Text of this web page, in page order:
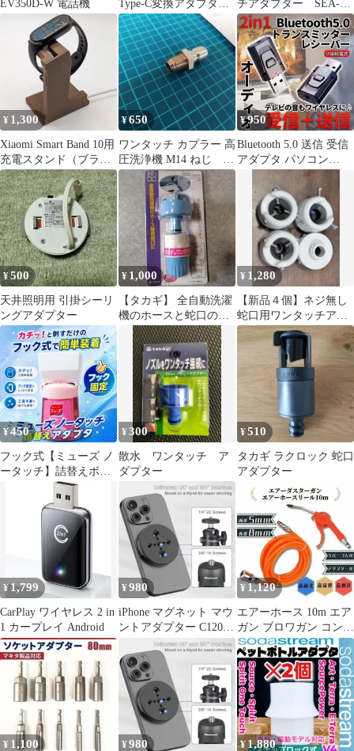
EV350D-W 電話機
Type-C変換アダプター
ワンタッチ簡単 高速充
電
チアダプター SEA-
DOO ジェットスキー
水洗い
¥ 1,300
Xiaomi Smart Band 10用
充電スタンド（ブラウ
ン・一体型）
¥650
ワンタッチ カプラー 高
圧洗浄機 M14 ねじ
（3/8 オスーM14おね
¥950
Bluetooth 5.0 送信 受信
アダプタ パソコン
¥500
天井照明用 引掛シーリ
ングアダプター
¥ 1,000
【タカギ】 全自動洗濯
機のホースと蛇口の接
続アダプター B158
¥ 1,280
【新品４個】ネジ無し
蛇口用ワンタッチアダ
プタ 蛇口径14～20mm
対応
¥450
フック式【ミューズ ノ
ータッチ】詰替えボト
ル アダプター350
¥300
散水 ワンタッチ ア
ダプター
¥510
タカギ ラクロック 蛇口
アダプター
¥ 1,799
CarPlay ワイヤレス 2 in
1 カープレイ Android
¥980
iPhone マグネット マウ
ントアダプター C1201
¥ 1,120
エアーホース 10m エア
ガン ブロワガン コンプ
レッサー アダプター付
き 2点
¥ 1,100 ¥980 ¥ 1,880